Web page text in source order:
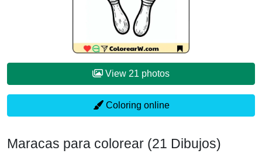
View 21 photos
Coloring online
Maracas para colorear (21 Dibujos)